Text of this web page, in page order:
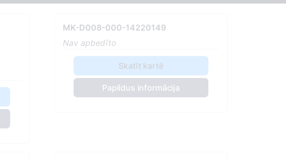
MK-D008-000-14220149
Nav apbedīto
Skatīt kartē
Papildus informācija